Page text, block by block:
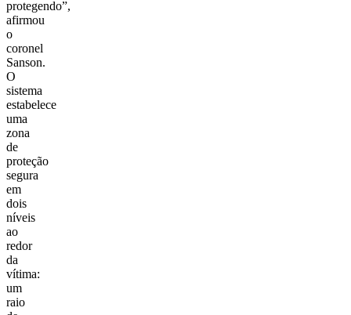
protegendo”,
afirmou
o
coronel
Sanson.
O
sistema
estabelece
uma
zona
de
proteção
segura
em
dois
níveis
ao
redor
da
vítima:
um
raio